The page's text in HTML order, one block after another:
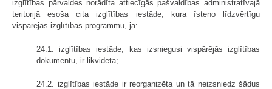
izglītības pārvaldes norādīta attiecīgās pašvaldības administratīvajā
teritorijā esoša cita izglītības iestāde, kura īsteno līdzvērtīgu
vispārējās izglītības programmu, ja:
24.1. izglītības iestāde, kas izsniegusi vispārējās izglītības
dokumentu, ir likvidēta;
24.2. izglītības iestāde ir reorganizēta un tā neizsniedz šādus